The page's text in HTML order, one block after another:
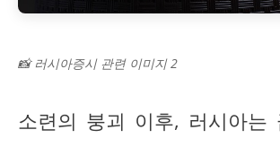
📸 러시아증시 관련 이미지 2
소련의 붕괴 이후, 러시아는